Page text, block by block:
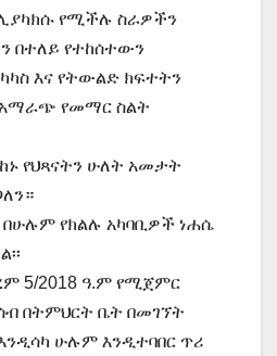
የሚችሉ ስራዎችን
በተለይ የተከሰተውን
እና የትውልድ ክፍተትን
አማራጭ የመማር ስልት
የህጻናትን ሁለት አመታት
በሁሉም የክልሉ አካባቢዎች ነሐሴ
5/2018 ዓ.ም የሚጀምር
በትምህርት ቤት በመገኘት
ሁሉም እንዲተባበር ጥሪ